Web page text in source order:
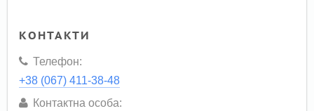
КОНТАКТИ
Телефон:
+38 (067) 411-38-48
Контактна особа: